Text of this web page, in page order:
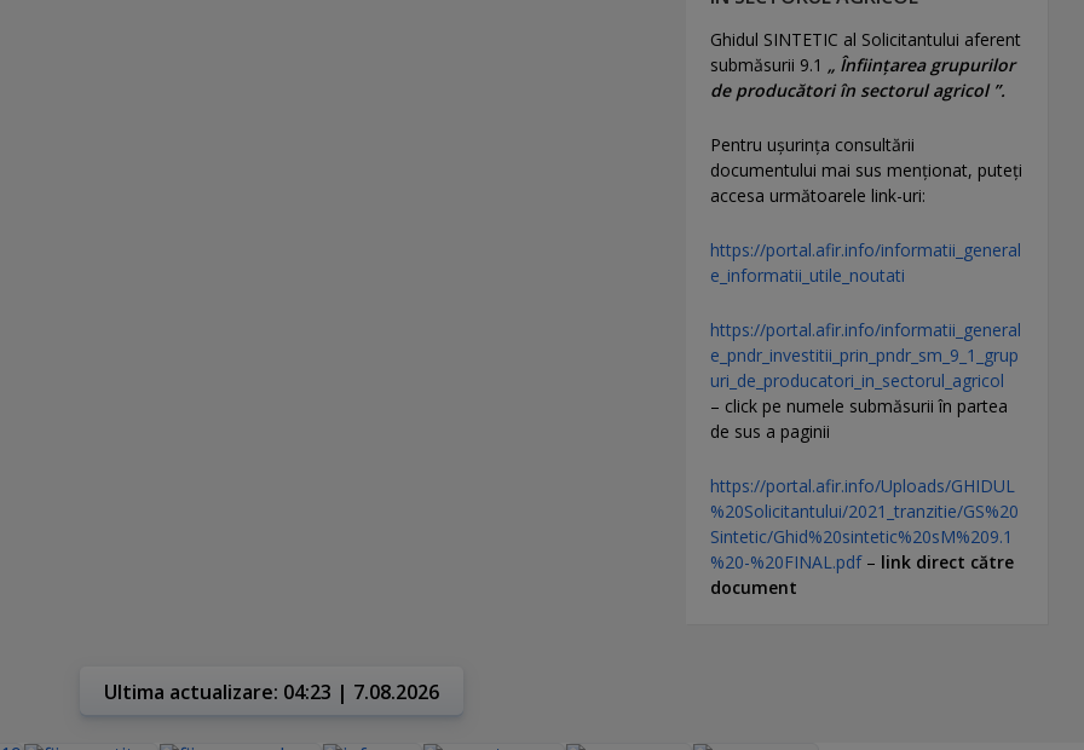
Ghidul SINTETIC al Solicitantului aferent
submăsurii 9.1 „ Înființarea grupurilor
de producători în sectorul agricol ”.
Pentru uşurinţa consultării
documentului mai sus menţionat, puteţi
accesa următoarele link-uri:
https://portal.afir.info/informatii_general
e_informatii_utile_noutati
https://portal.afir.info/informatii_general
e_pndr_investitii_prin_pndr_sm_9_1_grup
uri_de_producatori_in_sectorul_agricol
– click pe numele submăsurii în partea
de sus a paginii
https://portal.afir.info/Uploads/GHIDUL
%20Solicitantului/2021_tranzitie/GS%20
Sintetic/Ghid%20sintetic%20sM%209.1
%20-%20FINAL.pdf– link direct către
document
Ultima actualizare: 04:23 | 7.08.2026